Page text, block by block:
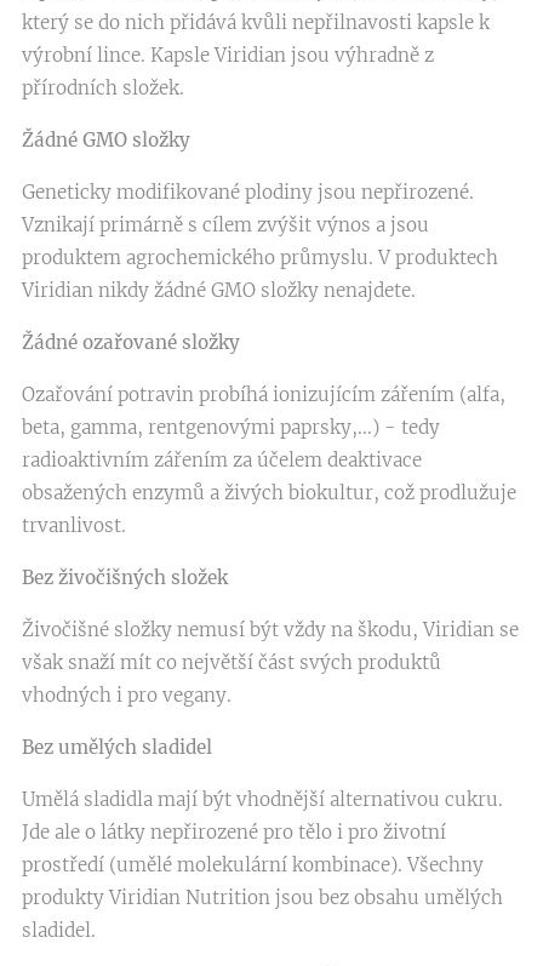
který se do nich přidává kvůli nepřilnavosti kapsle k
výrobní lince. Kapsle Viridian jsou výhradně z
přírodních složek.
Žádné GMO složky
Geneticky modifikované plodiny jsou nepřirozené.
Vznikají primárně s cílem zvýšit výnos a jsou
produktem agrochemického průmyslu. V produktech
Viridian nikdy žádné GMO složky nenajdete.
Žádné ozařované složky
Ozařování potravin probíhá ionizujícím zářením (alfa,
beta, gamma, rentgenovými paprsky,...) - tedy
radioaktivním zářením za účelem deaktivace
obsažených enzymů a živých biokultur, což prodlužuje
trvanlivost.
Bez živočišných složek
Živočišné složky nemusí být vždy na škodu, Viridian se
však snaží mít co největší část svých produktů
vhodných i pro vegany.
Bez umělých sladidel
Umělá sladidla mají být vhodnější alternativou cukru.
Jde ale o látky nepřirozené pro tělo i pro životní
prostředí (umělé molekulární kombinace). Všechny
produkty Viridian Nutrition jsou bez obsahu umělých
sladidel.